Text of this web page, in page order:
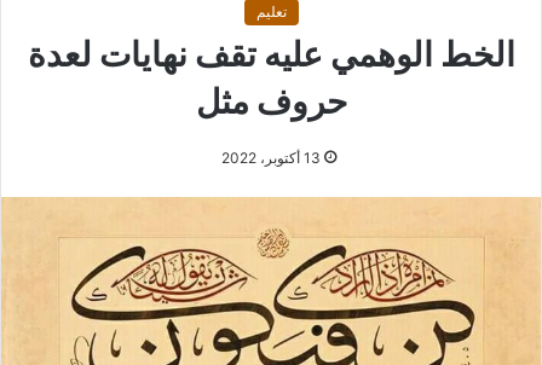
تعليم
الخط الوهمي عليه تقف نهايات لعدة
حروف مثل
13 أكتوبر، 2022